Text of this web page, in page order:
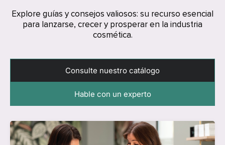
Explore guías y consejos valiosos: su recurso esencial
para lanzarse, crecer y prosperar en la industria
cosmética.
Consulte nuestro catálogo
Hable con un experto